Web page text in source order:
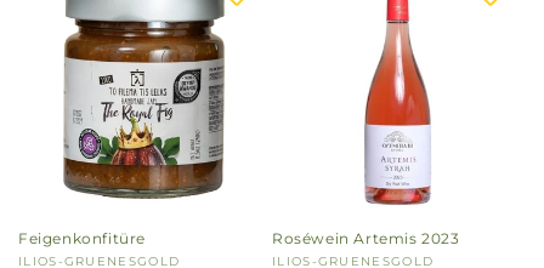
Feigenkonfitüre
ILIOS-GRUENESGOLD
Roséwein Artemis 2023
ILIOS-GRUENESGOLD